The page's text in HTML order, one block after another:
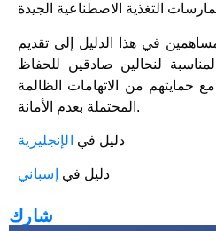
في هذا الدليل إلى تقديم
لنحالين صادقين للحفاظ
من الاتهامات الظالمة
المحتملة بعدم الأمانة.
دليل في الإنجليزية
دليل في إسباني
شارك